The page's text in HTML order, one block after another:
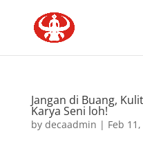
Jangan di Buang,
Karya Seni loh!
by decaadmin | Feb 11,